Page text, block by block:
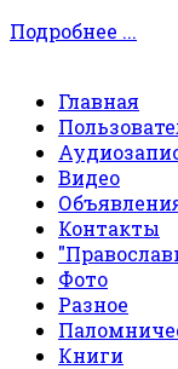
Подробнее ...
Главная
Видео
Контакты
Фото
Разное
Книги